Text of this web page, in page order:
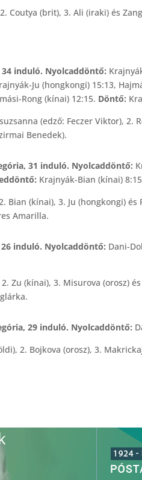
Coutya (brit), 3. Ali (iraki) és
induló. Nyolcaddöntő:
Ju (hongkongi) 15:13,
Rong (kínai) 12:15. Döntő:
(edző: Feczer Viktor), 2.
Benedek).
31 induló. Nyolcaddöntő:
Krajnyák-Bian (kínai)
Bian (kínai), 3. Ju (hongkongi)
Amarilla.
induló. Nyolcaddöntő: Dani-
2. Zu (kínai), 3. Misurova (orosz)
29 induló. Nyolcaddöntő:
2. Bojkova (orosz), 3.